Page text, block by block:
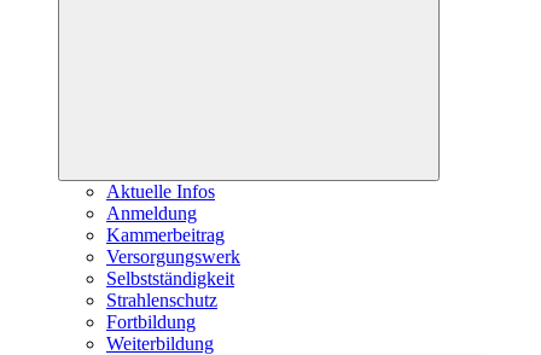
Aktuelle Infos
Anmeldung
Kammerbeitrag
Versorgungswerk
Selbstständigkeit
Strahlenschutz
Fortbildung
Weiterbildung